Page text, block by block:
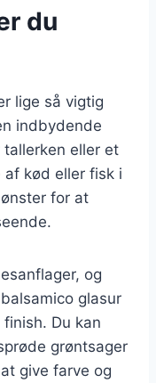
du
lige så vigtig
indbydende
eller et
kød eller fisk i
for at
og
glasur
Du kan
grøntsager
give farve og